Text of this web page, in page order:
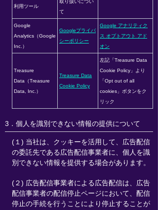
利用ツール
取り扱いについ
て
Google
Analytics（Google
Inc.）
Googleプライバ
シーポリシー
Google アナリティク
ス オプトアウト アド
オン
Treasure
Data（Treasure
Data, Inc.）
Treasure Data
Cookie Policy
左記「Treasure Data
Cookie Policy」より
「Opt out of all
cookies」ボタンをク
リック
3．個人を識別できない情報の提供について
(１) 当社は、クッキーを活用して、広告配信
の委託先である広告配信事業者に、個人を識
別できない情報を提供する場合があります。
(２) 広告配信事業者による広告配信は、広告
配信事業者の配信停止ページにおいて、配信
停止の手続を行うことにより停止することが